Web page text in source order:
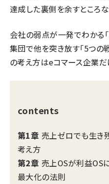
達成した裏側を余すところな
会社の弱点が一発でわかる
集団で他を突き放す「5つの
の考え方はeコマース企業だ
contents
第1章 売上ゼロでも生き
考え方
第2章 売上OSが利益OS
最大化の法則